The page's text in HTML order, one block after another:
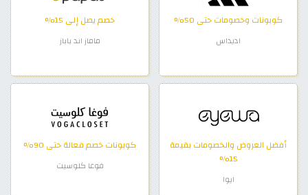
كوبونات وخصومات حتى 50%
اديداس
خصم يصل إلى 15%
ماماز اند باباز
أفضل العروض والخصومات بقيمة
15%
ايوا
كوبونات خصم فعالة حتى 90%
فوغا كلوسيت